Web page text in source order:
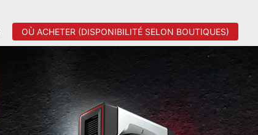
OÙ ACHETER (DISPONIBILITÉ SELON BOUTIQUES)